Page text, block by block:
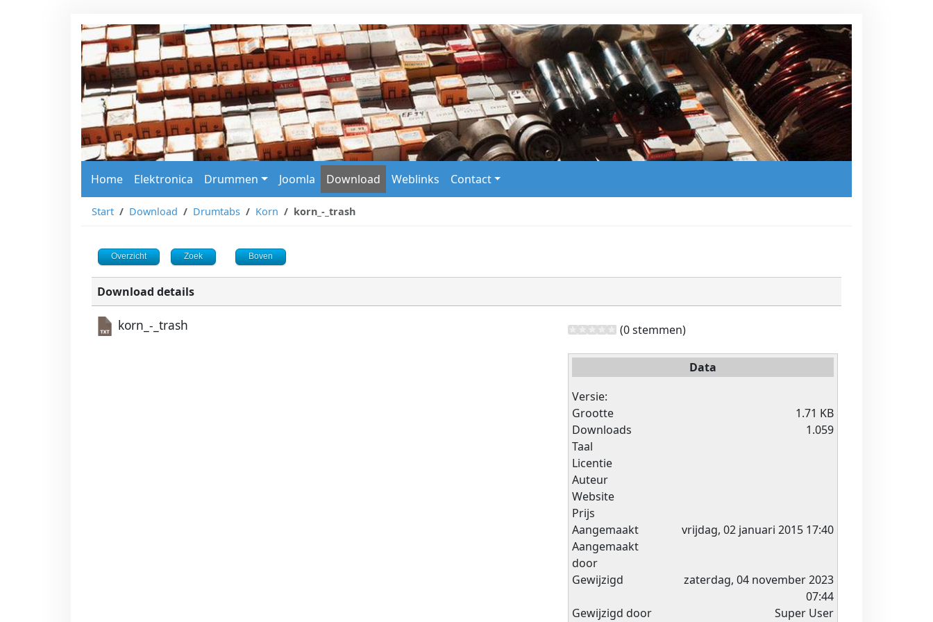
Home Elektronica Drummen Joomla Download Weblinks Contact
Start Download Drumtabs Korn korn_-_trash
Overzicht Zoek Boven
Download details
korn_-_trash (0 stemmen)
Data
Versie:
Grootte
1.71 KB
Downloads
1.059
Taal
Licentie
Auteur
Website
Prijs
Aangemaakt
vrijdag, 02 januari 2015 17:40
Aangemaakt
door
Gewijzigd
zaterdag, 04 november 2023
07:44
Gewijzigd door
Super User